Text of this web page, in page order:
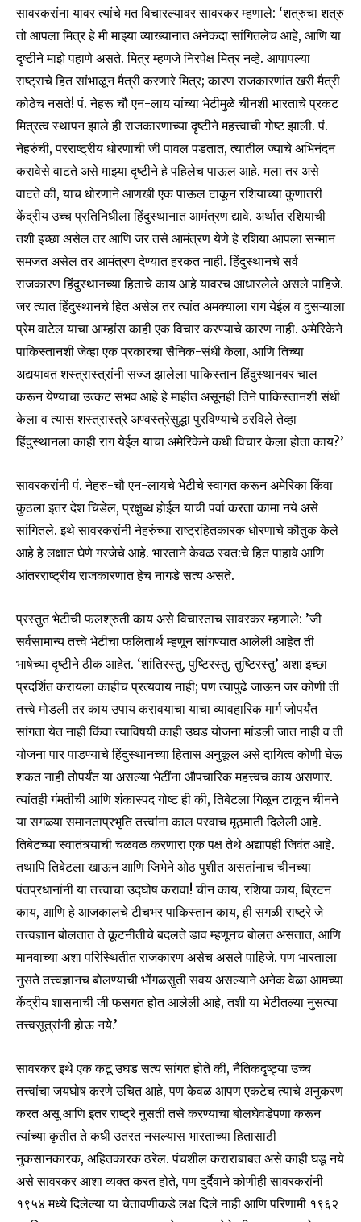
सावरकरांना यावर त्यांचे मत विचारल्यावर सावरकर म्हणाले: ‘शत्रुचा शत्रु
तो आपला मित्र हे मी माझ्या व्याख्यानात अनेकदा सांगितलेच आहे, आणि या
दृष्टीने माझे पहाणे असते. मित्र म्हणजे निरपेक्ष मित्र नव्हे. आपापल्या
राष्ट्राचे हित सांभाळून मैत्री करणारे मित्र; कारण राजकारणांत खरी मैत्री
कोठेच नसते! पं. नेहरू चौ एन-लाय यांच्या भेटीमुळे चीनशी भारताचे प्रकट
मित्रत्व स्थापन झाले ही राजकारणाच्या दृष्टीने महत्त्वाची गोष्ट झाली. पं.
नेहरुंची, परराष्ट्रीय धोरणाची जी पावल पडतात, त्यातील ज्याचे अभिनंदन
करावेसे वाटते असे माझ्या दृष्टीने हे पहिलेच पाऊल आहे. मला तर असे
वाटते की, याच धोरणाने आणखी एक पाऊल टाकून रशियाच्या कुणातरी
केंद्रीय उच्च प्रतिनिधीला हिंदुस्थानात आमंत्रण द्यावे. अर्थात रशियाची
तशी इच्छा असेल तर आणि जर तसे आमंत्रण येणे हे रशिया आपला सन्मान
समजत असेल तर आमंत्रण देण्यात हरकत नाही. हिंदुस्थानचे सर्व
राजकारण हिंदुस्थानच्या हिताचे काय आहे यावरच आधारलेले असले पाहिजे.
जर त्यात हिंदुस्थानचे हित असेल तर त्यांत अमक्याला राग येईल व दुसऱ्याला
प्रेम वाटेल याचा आम्हांस काही एक विचार करण्याचे कारण नाही. अमेरिकेने
पाकिस्तानशी जेव्हा एक प्रकारचा सैनिक-संधी केला, आणि तिच्या
अद्ययावत शस्त्रास्त्रांनी सज्ज झालेला पाकिस्तान हिंदुस्थानवर चाल
करून येण्याचा उत्कट संभव आहे हे माहीत असूनही तिने पाकिस्तानशी संधी
केला व त्यास शस्त्रास्त्रे अण्वस्त्रेसुद्धा पुरविण्याचे ठरविले तेव्हा
हिंदुस्थानला काही राग येईल याचा अमेरिकेने कधी विचार केला होता काय?’
सावरकरांनी पं. नेहरु-चौ एन-लायचे भेटीचे स्वागत करून अमेरिका किंवा
कुठला इतर देश चिडेल, प्रक्षुब्ध होईल याची पर्वा करता कामा नये असे
सांगितले. इथे सावरकरांनी नेहरुंच्या राष्ट्रहितकारक धोरणाचे कौतुक केले
आहे हे लक्षात घेणे गरजेचे आहे. भारताने केवळ स्वत:चे हित पाहावे आणि
आंतरराष्ट्रीय राजकारणात हेच नागडे सत्य असते.
प्रस्तुत भेटीची फलश्रुती काय असे विचारताच सावरकर म्हणाले: ’जी
सर्वसामान्य तत्त्वे भेटीचा फलितार्थ म्हणून सांगण्यात आलेली आहेत ती
भाषेच्या दृष्टीने ठीक आहेत. ‘शांतिरस्तु, पुष्टिरस्तु, तुष्टिरस्तु’ अशा इच्छा
प्रदर्शित करायला काहीच प्रत्यवाय नाही; पण त्यापुढे जाऊन जर कोणी ती
तत्त्वे मोडली तर काय उपाय करावयाचा याचा व्यावहारिक मार्ग जोपर्यंत
सांगता येत नाही किंवा त्याविषयी काही उघड योजना मांडली जात नाही व ती
योजना पार पाडण्याचे हिंदुस्थानच्या हितास अनुकूल असे दायित्व कोणी घेऊ
शकत नाही तोपर्यंत या असल्या भेटींना औपचारिक महत्त्वच काय असणार.
त्यांतही गंमतीची आणि शंकास्पद गोष्ट ही की, तिबेटला गिळून टाकून चीनने
या सगळ्या समानताप्रभृति तत्त्वांना काल परवाच मूठमाती दिलेली आहे.
तिबेटच्या स्वातंत्र्याची चळवळ करणारा एक पक्ष तेथे अद्यापही जिवंत आहे.
तथापि तिबेटला खाऊन आणि जिभेने ओठ पुशीत असतांनाच चीनच्या
पंतप्रधानांनी या तत्त्वाचा उद्घोष करावा! चीन काय, रशिया काय, ब्रिटन
काय, आणि हे आजकालचे टीचभर पाकिस्तान काय, ही सगळी राष्ट्रे जे
तत्त्वज्ञान बोलतात ते कूटनीतीचे बदलते डाव म्हणूनच बोलत असतात, आणि
मानवाच्या अशा परिस्थितीत राजकारण असेच असले पाहिजे. पण भारताला
नुसते तत्त्वज्ञानच बोलण्याची भोंगळसुती सवय असल्याने अनेक वेळा आमच्या
केंद्रीय शासनाची जी फसगत होत आलेली आहे, तशी या भेटीतल्या नुसत्या
तत्त्वसूत्रांनी होऊ नये.’
सावरकर इथे एक कटू उघड सत्य सांगत होते की, नैतिकदृष्ट्या उच्च
तत्त्वांचा जयघोष करणे उचित आहे, पण केवळ आपण एकटेच त्याचे अनुकरण
करत असू आणि इतर राष्ट्रे नुसती तसे करण्याचा बोलघेवडेपणा करून
त्यांच्या कृतीत ते कधी उतरत नसल्यास भारताच्या हितासाठी
नुकसानकारक, अहितकारक ठरेल. पंचशील कराराबाबत असे काही घडू नये
असे सावरकर आशा व्यक्त करत होते, पण दुर्दैवाने कोणीही सावरकरांनी
१९५४ मध्ये दिलेल्या या चेतावणीकडे लक्ष दिले नाही आणि परिणामी १९६२